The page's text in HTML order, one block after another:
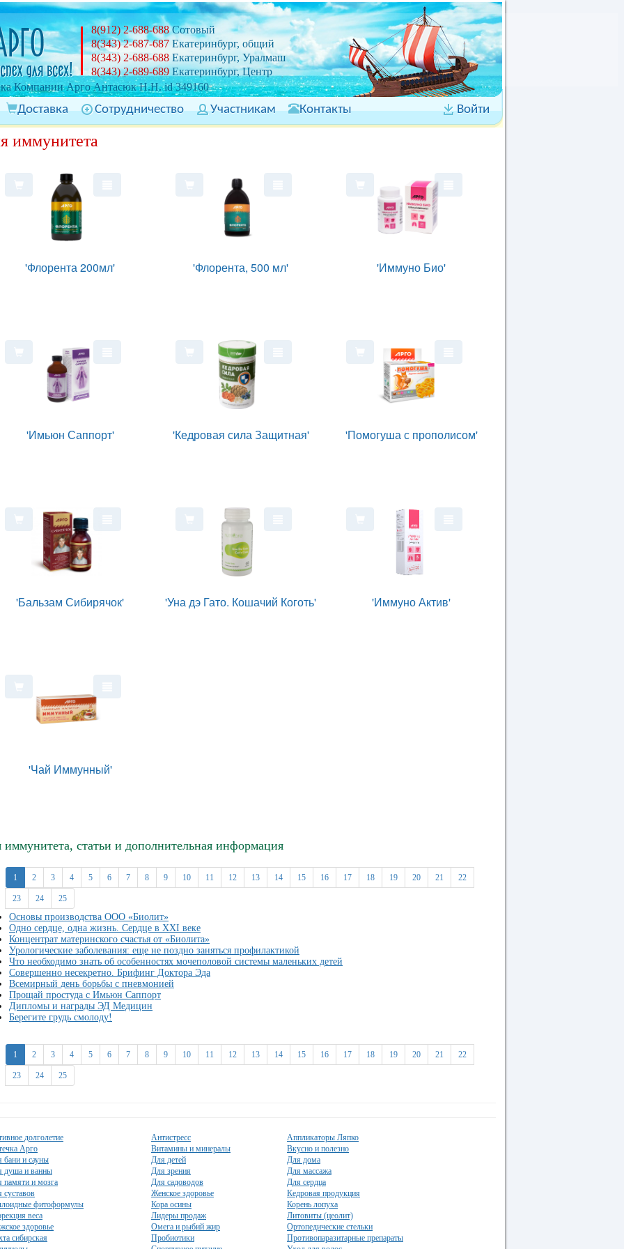
Компании Арго Антасюк Н.Н. id 349160
8(912) 2-688-688Сотовый
8(343) 2-687-687 Екатеринбург, общий
8(343) 2-688-688 Екатеринбург, Уралмаш
8(343) 2-689-689 Екатеринбург, Центр
Доставка Сотрудничество Участникам Контакты Войти
иммунитета
'Флорента 200мл' 'Флорента, 500 мл' 'Иммуно Био'
'Имьюн Саппорт' 'Кедровая сила Защитная' 'Помогуша с прополисом'
'Бальзам Сибирячок' 'Уна дэ Гато. Кошачий Коготь' 'Иммуно Актив'
'Чай Иммунный'
иммунитета, статьи и дополнительная информация
1 2 3 4 5 6 7 8 9 10 11 12 13 14 15 16 17 18 19 20 21 22
23 24 25
Основы производства ООО «Биолит»
Одно сердце, одна жизнь. Сердце в XXI веке
Концентрат материнского счастья от «Биолита»
Урологические заболевания: еще не поздно заняться профилактикой
Что необходимо знать об особенностях мочеполовой системы маленьких детей
Совершенно несекретно. Брифинг Доктора Эда
Всемирный день борьбы с пневмонией
Прощай простуда с Имьюн Саппорт
Дипломы и награды ЭД Медицин
Берегите грудь смолоду!
1 2 3 4 5 6 7 8 9 10 11 12 13 14 15 16 17 18 19 20 21 22
23 24 25
долголетие Антистресс
Аппликаторы Ляпко
Арго
Витамины и минералы
Вкусно и полезно
бани и сауны
Для детей
Для дома
душа и ванны
Для зрения
Для массажа
памяти и мозга
Для садоводов
Для сердца
суставов
Женское здоровье
Кедровая продукция
фитоформулы
Кора осины
Корень лопуха
веса
Лидеры продаж
Литовиты (цеолит)
здоровье
Омега и рыбий жир
Ортопедические стельки
сибирская
Пробиотики
Противопаразитарные препараты